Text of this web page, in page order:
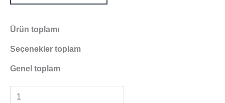
Ürün toplamı
Seçenekler toplam
Genel toplam